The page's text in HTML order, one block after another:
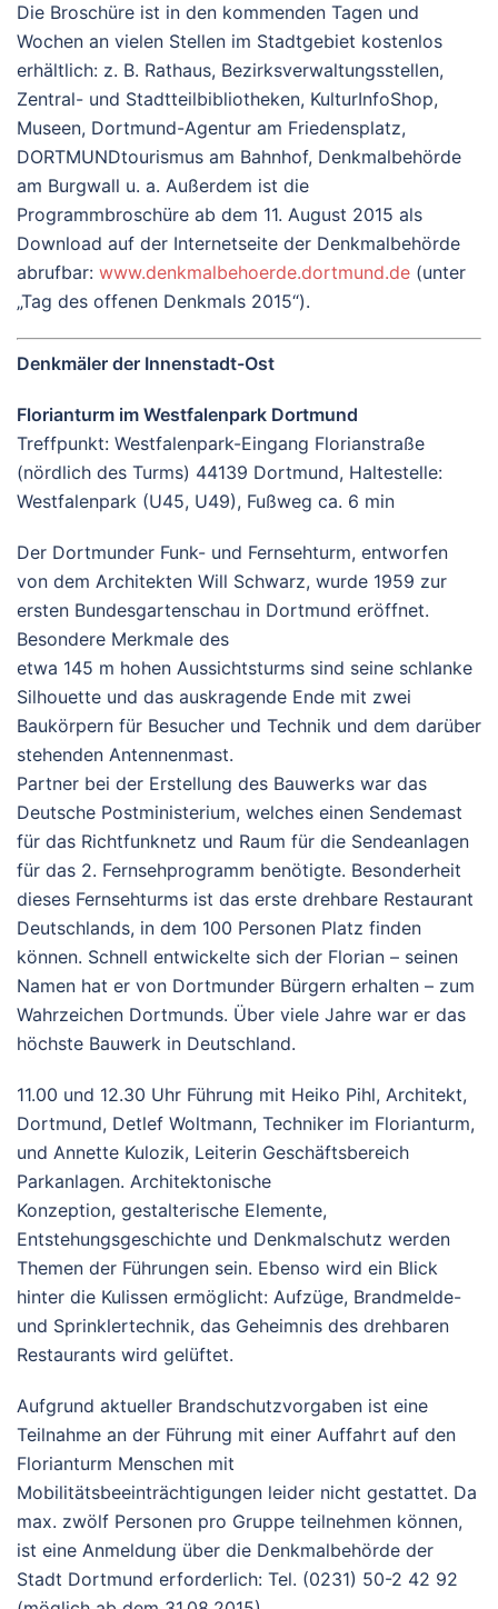
Die Broschüre ist in den kommenden Tagen und
Wochen an vielen Stellen im Stadtgebiet kostenlos
erhältlich: z. B. Rathaus, Bezirksverwaltungsstellen,
Zentral- und Stadtteilbibliotheken, KulturInfoShop,
Museen, Dortmund-Agentur am Friedensplatz,
DORTMUNDtourismus am Bahnhof, Denkmalbehörde
am Burgwall u. a. Außerdem ist die
Programmbroschüre ab dem 11. August 2015 als
Download auf der Internetseite der Denkmalbehörde
abrufbar: www.denkmalbehoerde.dortmund.de (unter
„Tag des offenen Denkmals 2015“).
Denkmäler der Innenstadt-Ost
Florianturm im Westfalenpark Dortmund
Treffpunkt: Westfalenpark-Eingang Florianstraße
(nördlich des Turms) 44139 Dortmund, Haltestelle:
Westfalenpark (U45, U49), Fußweg ca. 6 min
Der Dortmunder Funk- und Fernsehturm, entworfen
von dem Architekten Will Schwarz, wurde 1959 zur
ersten Bundesgartenschau in Dortmund eröffnet.
Besondere Merkmale des
etwa 145 m hohen Aussichtsturms sind seine schlanke
Silhouette und das auskragende Ende mit zwei
Baukörpern für Besucher und Technik und dem darüber
stehenden Antennenmast.
Partner bei der Erstellung des Bauwerks war das
Deutsche Postministerium, welches einen Sendemast
für das Richtfunknetz und Raum für die Sendeanlagen
für das 2. Fernsehprogramm benötigte. Besonderheit
dieses Fernsehturms ist das erste drehbare Restaurant
Deutschlands, in dem 100 Personen Platz finden
können. Schnell entwickelte sich der Florian – seinen
Namen hat er von Dortmunder Bürgern erhalten – zum
Wahrzeichen Dortmunds. Über viele Jahre war er das
höchste Bauwerk in Deutschland.
11.00 und 12.30 Uhr Führung mit Heiko Pihl, Architekt,
Dortmund, Detlef Woltmann, Techniker im Florianturm,
und Annette Kulozik, Leiterin Geschäftsbereich
Parkanlagen. Architektonische
Konzeption, gestalterische Elemente,
Entstehungsgeschichte und Denkmalschutz werden
Themen der Führungen sein. Ebenso wird ein Blick
hinter die Kulissen ermöglicht: Aufzüge, Brandmelde-
und Sprinklertechnik, das Geheimnis des drehbaren
Restaurants wird gelüftet.
Aufgrund aktueller Brandschutzvorgaben ist eine
Teilnahme an der Führung mit einer Auffahrt auf den
Florianturm Menschen mit
Mobilitätsbeeinträchtigungen leider nicht gestattet. Da
max. zwölf Personen pro Gruppe teilnehmen können,
ist eine Anmeldung über die Denkmalbehörde der
Stadt Dortmund erforderlich: Tel. (0231) 50-2 42 92